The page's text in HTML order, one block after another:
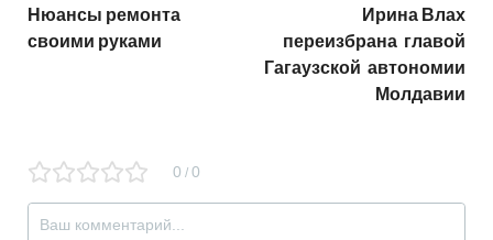
Нюансы ремонта
своими руками
Ирина Влах
переизбрана главой
Гагаузской автономии
Молдавии
0 / 0